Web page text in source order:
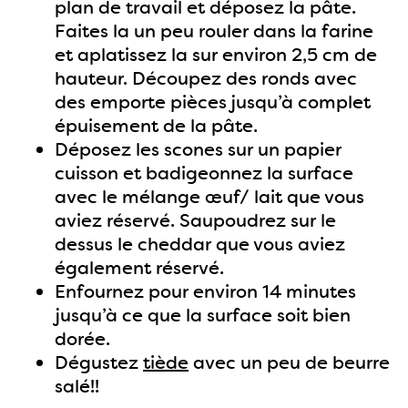
plan de travail et déposez la pâte.
Faites la un peu rouler dans la farine
et aplatissez la sur environ 2,5 cm de
hauteur. Découpez des ronds avec
des emporte pièces jusqu’à complet
épuisement de la pâte.
Déposez les scones sur un papier
cuisson et badigeonnez la surface
avec le mélange œuf/ lait que vous
aviez réservé. Saupoudrez sur le
dessus le cheddar que vous aviez
également réservé.
Enfournez pour environ 14 minutes
jusqu’à ce que la surface soit bien
dorée.
Dégusteztièdeavec un peu de beurre
salé!!